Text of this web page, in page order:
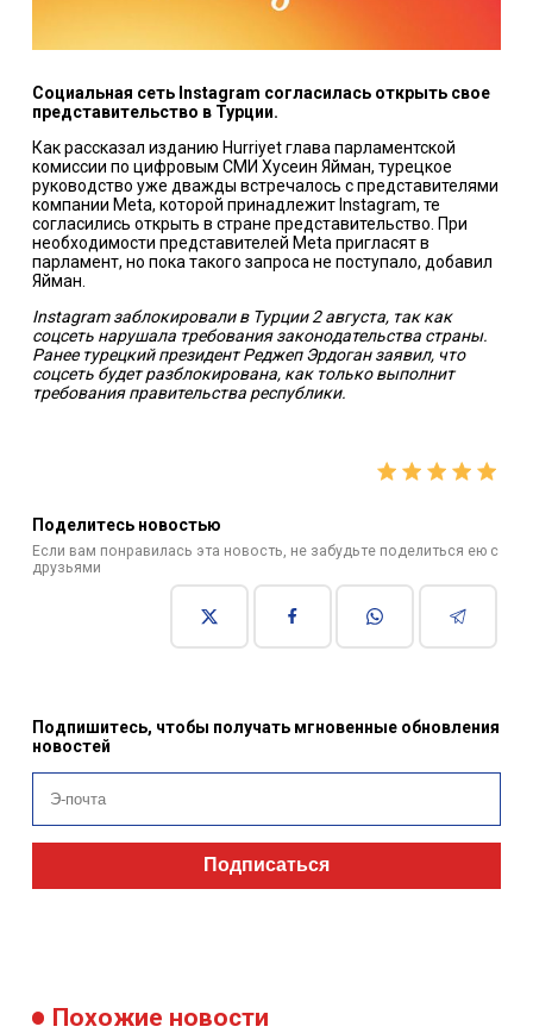
Социальная сеть Instagram согласилась открыть свое
представительство в Турции.
Как рассказал изданию Hurriyet глава парламентской
комиссии по цифровым СМИ Хусеин Яйман, турецкое
руководство уже дважды встречалось с представителями
компании Meta, которой принадлежит Instagram, те
согласились открыть в стране представительство. При
необходимости представителей Meta пригласят в
парламент, но пока такого запроса не поступало, добавил
Яйман.
Instagram заблокировали в Турции 2 августа, так как
соцсеть нарушала требования законодательства страны.
Ранее турецкий президент Реджеп Эрдоган заявил, что
соцсеть будет разблокирована, как только выполнит
требования правительства республики.
Поделитесь новостью
Если вам понравилась эта новость, не забудьте поделиться ею с
друзьями
Подпишитесь, чтобы получать мгновенные обновления
новостей
Подписаться
Похожие новости